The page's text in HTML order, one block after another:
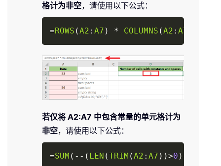
格计为非空，请使用以下公式：
=ROWS (A2 : A7 ) * COLUMNS (A2 : A7
Copy
若仅将 A2:A7 中包含常量的单元格计为
非空，请使用以下公式：
=SUM ( - - ( LEN (TRIM (A2 : A7 ) )>0 )
Copy